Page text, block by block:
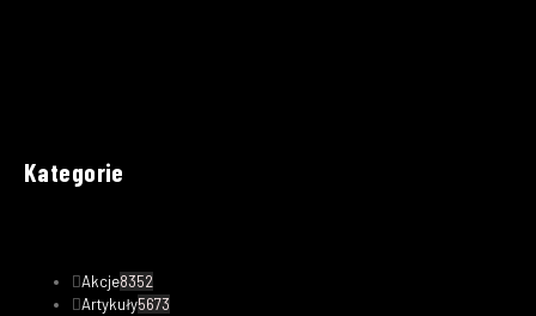
Kategorie
Akcje8352
Artykuły5673